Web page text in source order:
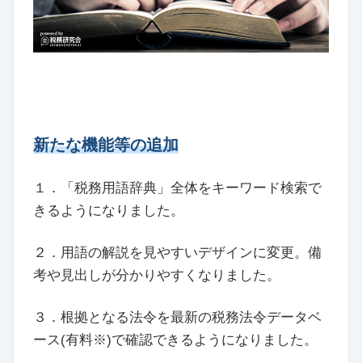
新たな機能等の追加
１．「税務用語辞典」全体をキーワード検索で
きるようになりました。
２．用語の解説を見やすいデザインに変更。備
考や見出しが分かりやすくなりました。
３．根拠となる法令を最新の税務法令データベ
ース(有料※)で確認できるようになりました。